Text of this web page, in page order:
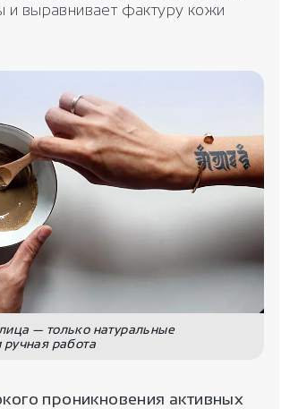
и выравнивает фактуру кожи
— только натуральные
работа
проникновения активных